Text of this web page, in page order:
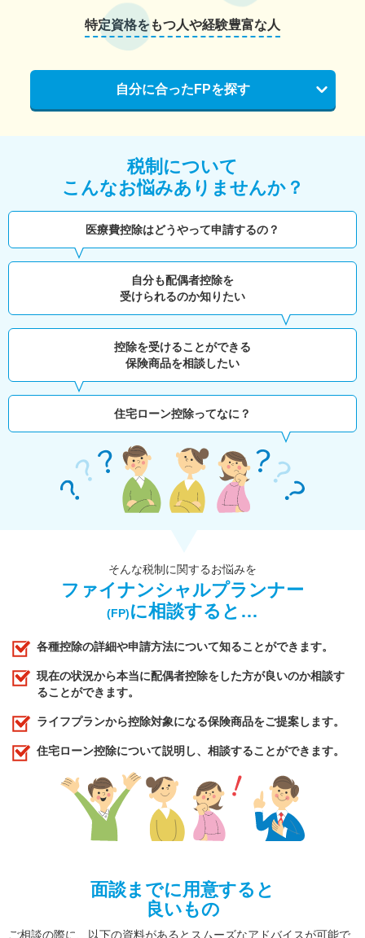
特定資格をもつ人や経験豊富な人
自分に合ったFPを探す
税制について
こんなお悩みありませんか？
医療費控除はどうやって申請するの？
自分も配偶者控除を
受けられるのか知りたい
控除を受けることができる
保険商品を相談したい
住宅ローン控除ってなに？
そんな税制に関するお悩みを
ファイナンシャルプランナー
(FP)に相談すると…
各種控除の詳細や申請方法について知ることができます。
現在の状況から本当に配偶者控除をした方が良いのか相談す
ることができます。
ライフプランから控除対象になる保険商品をご提案します。
住宅ローン控除について説明し、相談することができます。
面談までに用意すると
良いもの
ご相談の際に、以下の資料があるとスムーズなアドバイスが可能で